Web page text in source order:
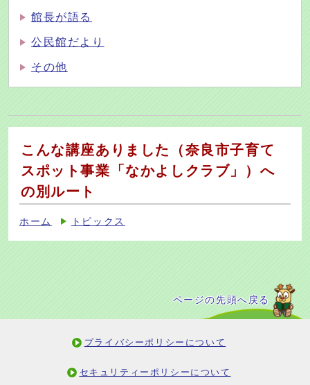
館長が語る
公民館だより
その他
こんな講座ありました（奈良市子育て
スポット事業「なかよしクラブ」）へ
の別ルート
ホーム トピックス
ページの先頭へ戻る
プライバシーポリシーについて
セキュリティーポリシーについて